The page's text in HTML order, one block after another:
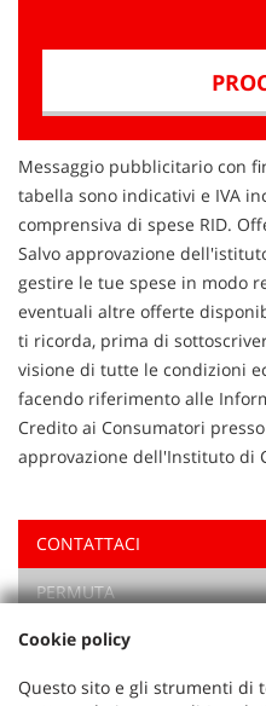
Contattaci
Ho letto e accetto
Acconsento al
Invia la
Messaggio pubblicitario con
tabella sono indicativi e IVA
comprensiva di spese RID.
Salvo approvazione
gestire le tue spese in modo
eventuali altre offerte
ti ricorda, prima di
visione di tutte le condizioni
facendo riferimento alle
Credito ai Consumatori
approvazione dell'Instituto di
CONTATTACI
PERMUTA
RICHIEDI TEST DRIVE
Vuoi saperne di più?
Cookie policy
Questo sito e gli strumenti di